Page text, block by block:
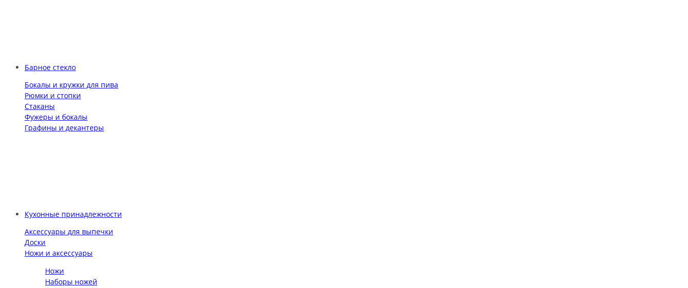
Барное стекло
Бокалы и кружки для пива
Рюмки и стопки
Стаканы
Фужеры и бокалы
Графины и декантеры
Кухонные принадлежности
Аксессуары для выпечки
Доски
Ножи и аксессуары
Ножи
Наборы ножей